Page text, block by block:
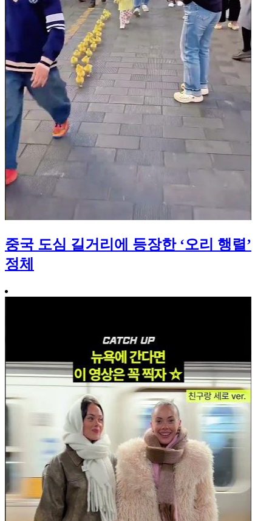
중국 도심 길거리에 등장한 ‘오리 행렬’
정체